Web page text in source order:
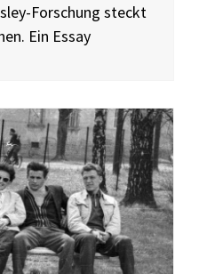
Forschung steckt
Ein Essay